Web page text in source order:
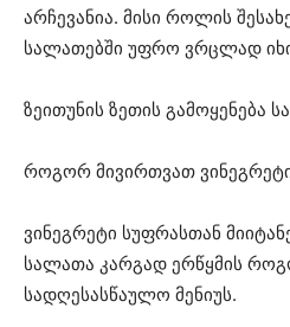
არჩევანია. მისი როლის
სალათებში უფრო ვრცლად
ზეითუნის ზეთის გამოყენება
როგორ მივირთვათ
ვინეგრეტი სუფრასთან
სალათა კარგად ერწყმის
სადღესასწაულო მენიუს.